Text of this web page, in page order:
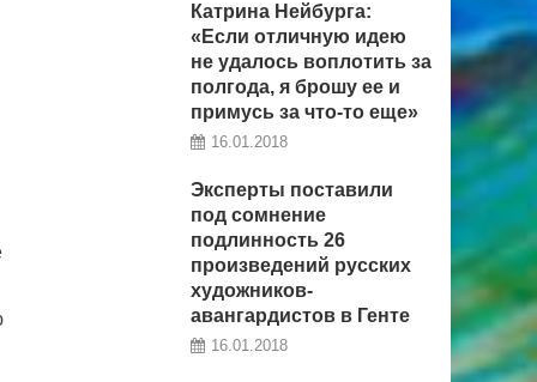
Катрина Нейбурга:
«Если отличную идею
не удалось воплотить за
полгода, я брошу ее и
примусь за что-то еще»
16.01.2018
Эксперты поставили
под сомнение
подлинность 26
произведений русских
художников-
авангардистов в Генте
16.01.2018